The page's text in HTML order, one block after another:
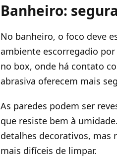
Banheiro:
No banheiro, o foco deve
ambiente escorregadio
no box, onde há contato
abrasiva oferecem mais
As paredes podem ser
que resiste bem à
detalhes decorativos, mas
mais difíceis de limpar.